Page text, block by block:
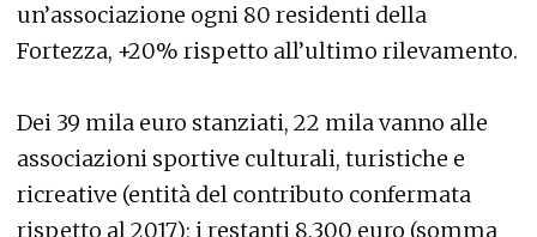
un’associazione ogni 80 residenti della
Fortezza, +20% rispetto all’ultimo rilevamento.
Dei 39 mila euro stanziati, 22 mila vanno alle
associazioni sportive culturali, turistiche e
ricreative (entità del contributo confermata
rispetto al 2017); i restanti 8.300 euro (somma